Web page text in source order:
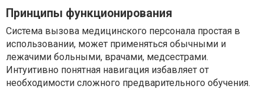
Принципы функционирования
Система вызова медицинского персонала простая в
использовании, может применяться обычными и
лежачими больными, врачами, медсестрами.
Интуитивно понятная навигация избавляет от
необходимости сложного предварительного обучения.